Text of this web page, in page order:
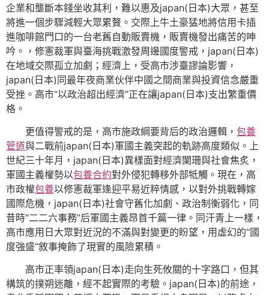
企業和壟斷本錢坐收其利，難以惠及japan(日本)大眾，甚至
將進一個步驟減輕大眾累贅。交際上牛土豪猛地將信用卡插
進咖啡館門口的一台老舊自動販賣機，販賣機發出痛苦的呻
吟。，修憲裁軍與臺海挑戰激發周邊國度警戒，japan(日本)
在地域交際孤立加劇；經濟上，受高市涉臺謬論影響，
japan(日本)同最年夜商業伙伴中國之間商業與投資信念嚴重
受挫。高市“以政治超出經濟”正在讓japan(日本)支出繁重價
格。
更值得警戒的是，高市施政綱要背后的政治邏輯， 包養
管道與二戰前japan(日本)軍國主義突起的軌跡高度類似。上
世紀三十年月，japan(日本)異樣面對經濟闌珊與社會焦炙，
軍國主義權勢以包養合約對外侵犯轉移外部牴觸。現在，高
市政權包養以修憲裁軍逢迎平易近粹情感，以對外挑戰轉嫁
國際危機，japan(日本)社會守舊化加劇、政治制衡弱化，同
昔時“二二六事務”后軍國主義昂首千篇一律。同汗青上一樣，
高市應用日大眾對近況的不滿與對變更的盼望，用虛幻的“國
度強盛”敘事掩飾了現實的風險累積。
高市正率領japan(日本)走向生死攸關的十字路口，但其
構筑的撲朔迷離，經不起實際的考驗。japan(日本)的前途，